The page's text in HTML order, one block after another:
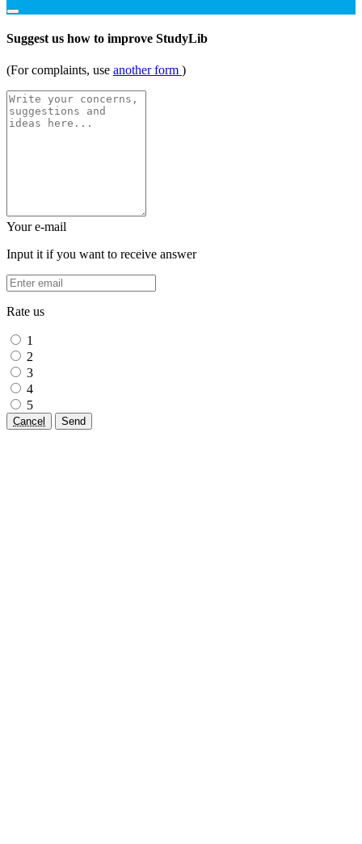
Suggest us how to improve StudyLib
(For complaints, use another form )
Your e-mail
Input it if you want to receive answer
Rate us
1
2
3
4
5
Cancel Send